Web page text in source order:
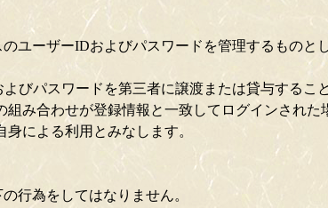
ユーザーIDおよびパスワードを管理するものと
びパスワードを第三者に譲渡または貸与するこ
み合わせが登録情報と一致してログインされた
による利用とみなします。
行為をしてはなりません。